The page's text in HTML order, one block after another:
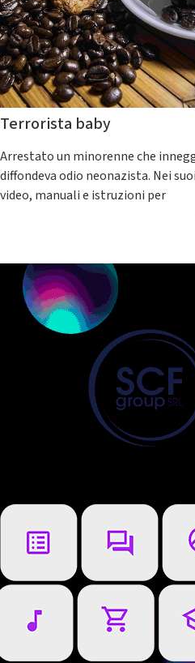
Terrorista baby
Arrestato un minorenne che
diffondeva odio neonazista. Nei
video, manuali e istruzioni per